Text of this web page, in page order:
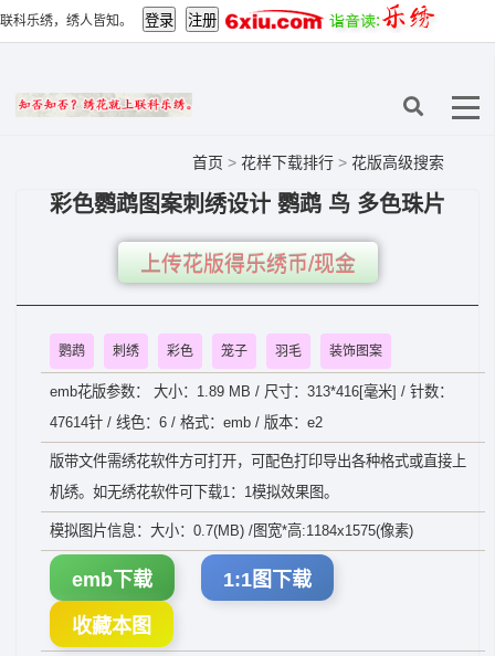
联科乐绣，绣人皆知。
首页 > 花样下载排行 > 花版高级搜索
彩色鹦鹉图案刺绣设计 鹦鹉 鸟 多色珠片
上传花版得乐绣币/现金
鹦鹉 刺绣 彩色 笼子 羽毛 装饰图案
emb花版参数： 大小：1.89 MB / 尺寸：313*416[毫米] / 针数：
47614针 / 线色：6 / 格式：emb / 版本：e2
版带文件需绣花软件方可打开，可配色打印导出各种格式或直接上
机绣。如无绣花软件可下载1：1模拟效果图。
模拟图片信息：大小：0.7(MB) /图宽*高:1184x1575(像素)
emb下载 1:1图下载
收藏本图